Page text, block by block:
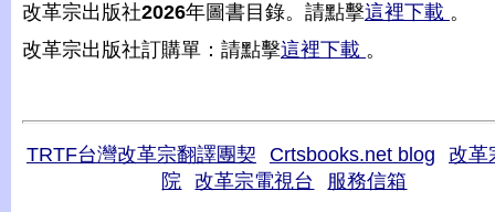
改革宗出版社2026年圖書目錄。請點擊這裡下載 。
改革宗出版社訂購單：請點擊這裡下載 。
TRTF台灣改革宗翻譯團契 Crtsbooks.net blog
改革
院
改革宗電視台 服務信箱